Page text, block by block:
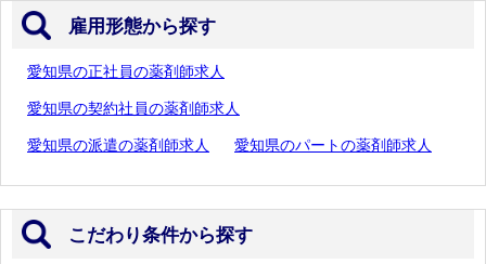
雇用形態から探す
愛知県の正社員の薬剤師求人
愛知県の契約社員の薬剤師求人
愛知県の派遣の薬剤師求人 愛知県のパートの薬剤師求人
こだわり条件から探す